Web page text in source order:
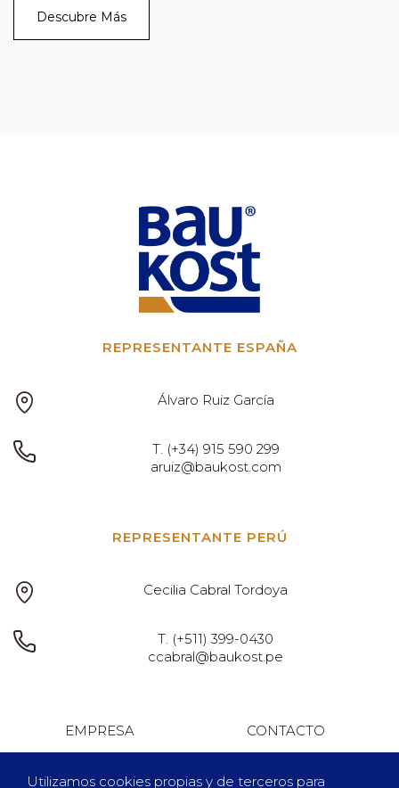
Descubre Más
REPRESENTANTE ESPAÑA
Álvaro Ruiz García
T. (+34) 915 590 299
aruiz@baukost.com
REPRESENTANTE PERÚ
Cecilia Cabral Tordoya
T. (+511) 399-0430
ccabral@baukost.pe
EMPRESA
CONTACTO
Utilizamos cookies propias y de terceros para